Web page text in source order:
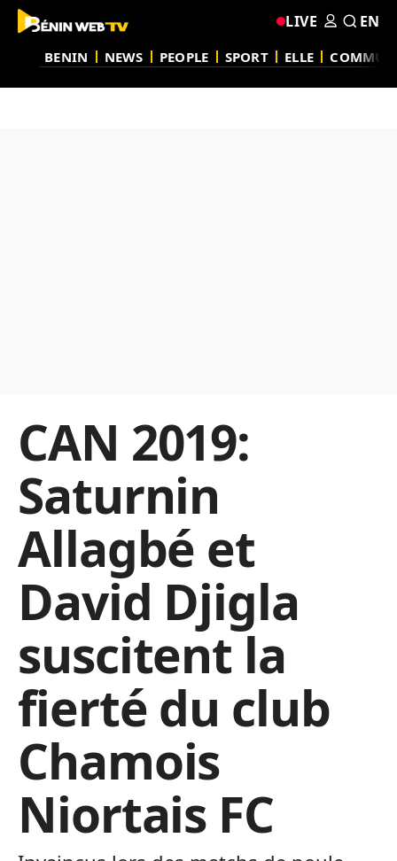
BENIN NEWS PEOPLE SPORT ELLE
LIVE EN
CAN 2019:
Saturnin
Allagbé et
David Djigla
suscitent la
fierté du club
Chamois
Niortais FC